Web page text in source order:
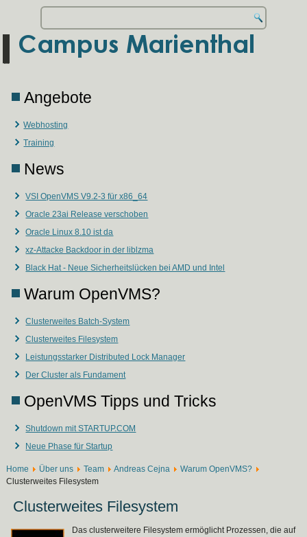
Angebote
Webhosting
Training
News
VSI OpenVMS V9.2-3 für x86_64
Oracle 23ai Release verschoben
Oracle Linux 8.10 ist da
xz-Attacke Backdoor in der liblzma
Black Hat - Neue Sicherheitslücken bei AMD und Intel
Warum OpenVMS?
Clusterweites Batch-System
Clusterweites Filesystem
Leistungsstarker Distributed Lock Manager
Der Cluster als Fundament
OpenVMS Tipps und Tricks
Shutdown mit STARTUP.COM
Neue Phase für Startup
Home Über uns Team Andreas Cejna
Warum OpenVMS?
Clusterweites Filesystem
Clusterweites Filesystem
Das clusterweitere Filesystem ermöglicht Prozessen, die auf